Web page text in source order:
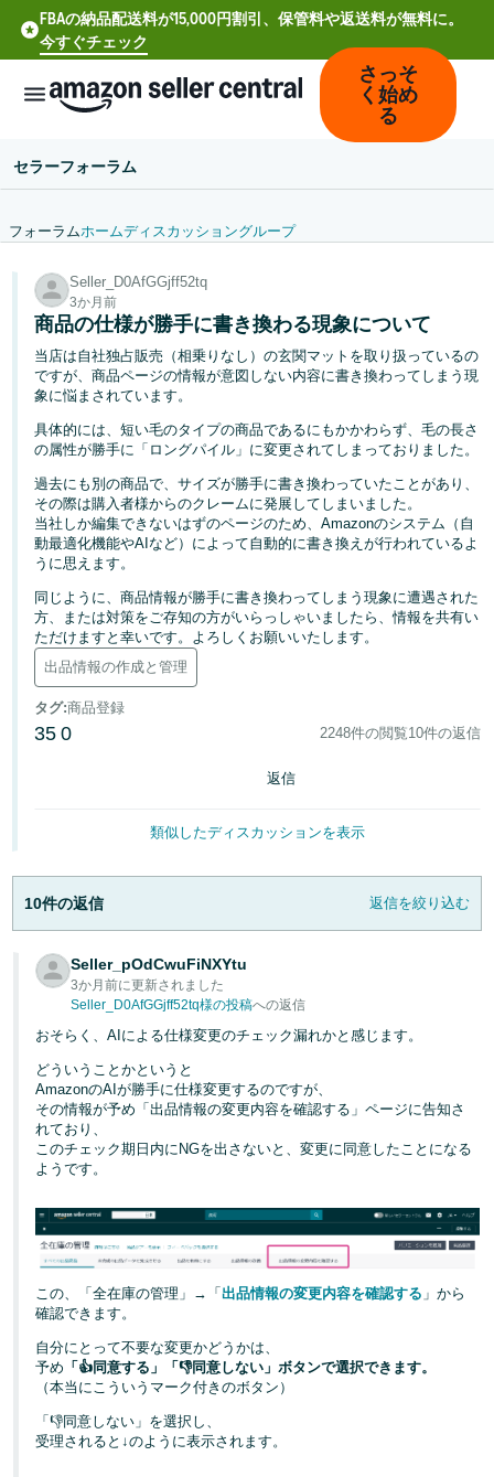
FBAの納品配送料が15,000円割引、保管料や返送料が無料に。
今すぐチェック
日
本
語
文
-
CN
Deutsch
- DE
- ES
Français
- FR
Italiano
- IT
한
국
어
本
語
-
JP
English
- JP
っ
そ
く
め
さっそ
く始め
る
セラーフォーラム
フォーラムホームディスカッショングループ
Seller_D0AfGGjff52tq
3か月前
商品の仕様が勝手に書き換わる現象について
当店は自社独占販売（相乗りなし）の玄関マットを取り扱っているの
ですが、商品ページの情報が意図しない内容に書き換わってしまう現
象に悩まされています。
具体的には、短い毛のタイプの商品であるにもかかわらず、毛の長さ
の属性が勝手に「ロングパイル」に変更されてしまっておりました。
過去にも別の商品で、サイズが勝手に書き換わっていたことがあり、
その際は購入者様からのクレームに発展してしまいました。
当社しか編集できないはずのページのため、Amazonのシステム（自
動最適化機能やAIなど）によって自動的に書き換えが行われているよ
うに思えます。
同じように、商品情報が勝手に書き換わってしまう現象に遭遇された
方、または対策をご存知の方がいらっしゃいましたら、情報を共有い
ただけますと幸いです。よろしくお願いいたします。
出品情報の作成と管理
タグ:商品登録
35 0 2248件の閲覧10件の返信
返信
類似したディスカッションを表示
10件の返信 返信を絞り込む
Seller_pOdCwuFiNXYtu
3か月前に更新されました
Seller_D0AfGGjff52tq様の投稿への返信
おそらく、AIによる仕様変更のチェック漏れかと感じます。
どういうことかというと
AmazonのAIが勝手に仕様変更するのですが、
その情報が予め「出品情報の変更内容を確認する」ページに告知さ
れており、
このチェック期日内にNGを出さないと、変更に同意したことになる
ようです。
この、「全在庫の管理」→「出品情報の変更内容を確認する 」から
確認できます。
自分にとって不要な変更かどうかは、
予め 「👍同意する」「👎同意しない」ボタンで選択できます。
（本当にこういうマーク付きのボタン）
「👎同意しない」を選択し、
受理されると↓のように表示されます。